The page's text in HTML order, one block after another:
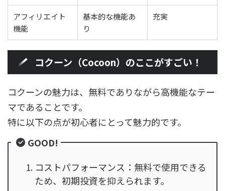
アフィリエイト
機能
基本的な機能あ
り
充実
コクーン（Cocoon）のここがすごい！
コクーンの魅力は、無料でありながら高機能なテー
マであることです。
特に以下の点が初心者にとって魅力的です。
GOOD!
コストパフォーマンス：無料で使用できる
ため、初期投資を抑えられます。